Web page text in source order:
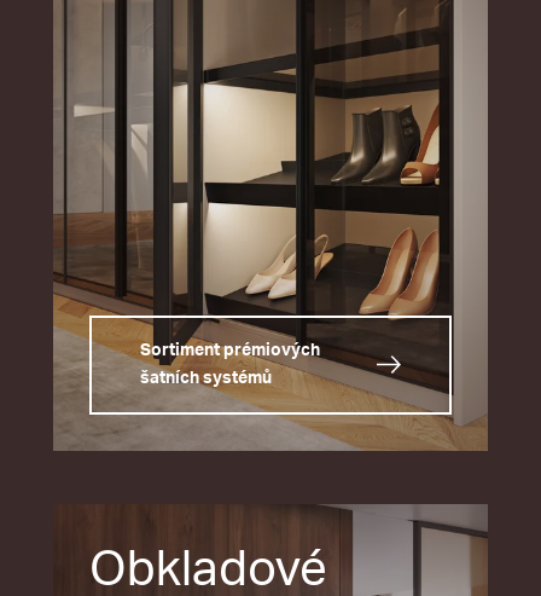
Sortiment prémiových
šatních systémů
Obkladové